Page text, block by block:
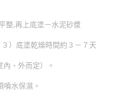
整,再上底塗－水泥砂漿
底塗乾燥時間約３－７天
、外而定）。
水保濕。